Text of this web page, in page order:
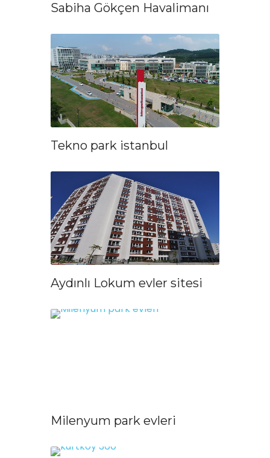
Sabiha Gökçen Havalimanı
Tekno park istanbul
Aydınlı Lokum evler sitesi
Milenyum park evleri